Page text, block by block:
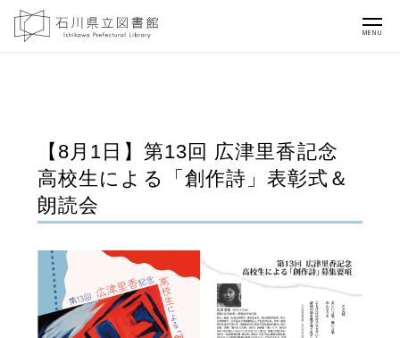
MENU
【8月1日】第13回 広津里香記念
高校生による「創作詩」表彰式＆
朗読会